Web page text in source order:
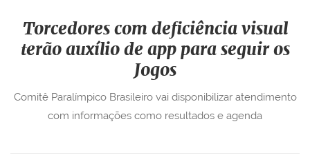
Torcedores com deficiência visual
terão auxílio de app para seguir os
Jogos
Comitê Paralímpico Brasileiro vai disponibilizar atendimento
com informações como resultados e agenda